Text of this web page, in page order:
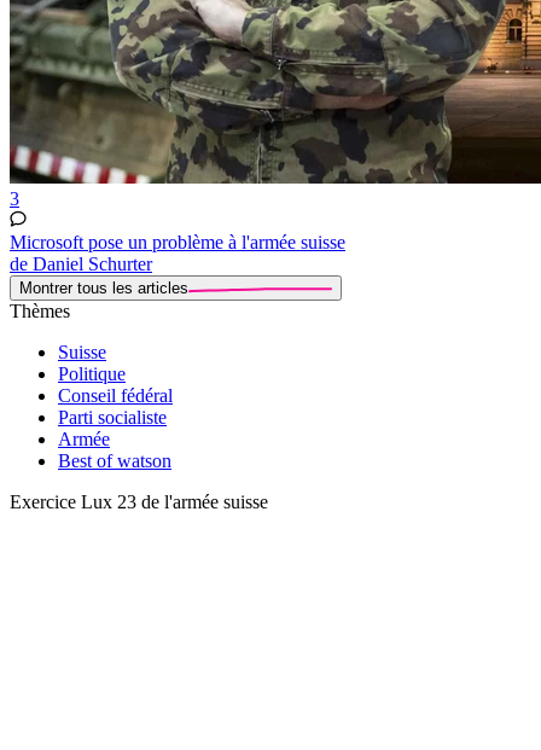
3
Microsoft pose un problème à l'armée suisse
de Daniel Schurter
Montrer tous les articles
Thèmes
Suisse
Politique
Conseil fédéral
Parti socialiste
Armée
Best of watson
Exercice Lux 23 de l'armée suisse